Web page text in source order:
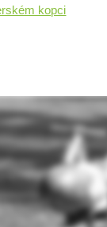
kopci